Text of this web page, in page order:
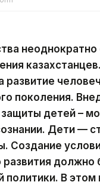
развитие
поколения.
детей –
Дети —
Создание
развития
политики. В